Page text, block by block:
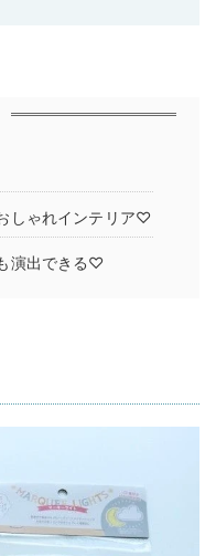
しゃれインテリア♡
演出できる♡